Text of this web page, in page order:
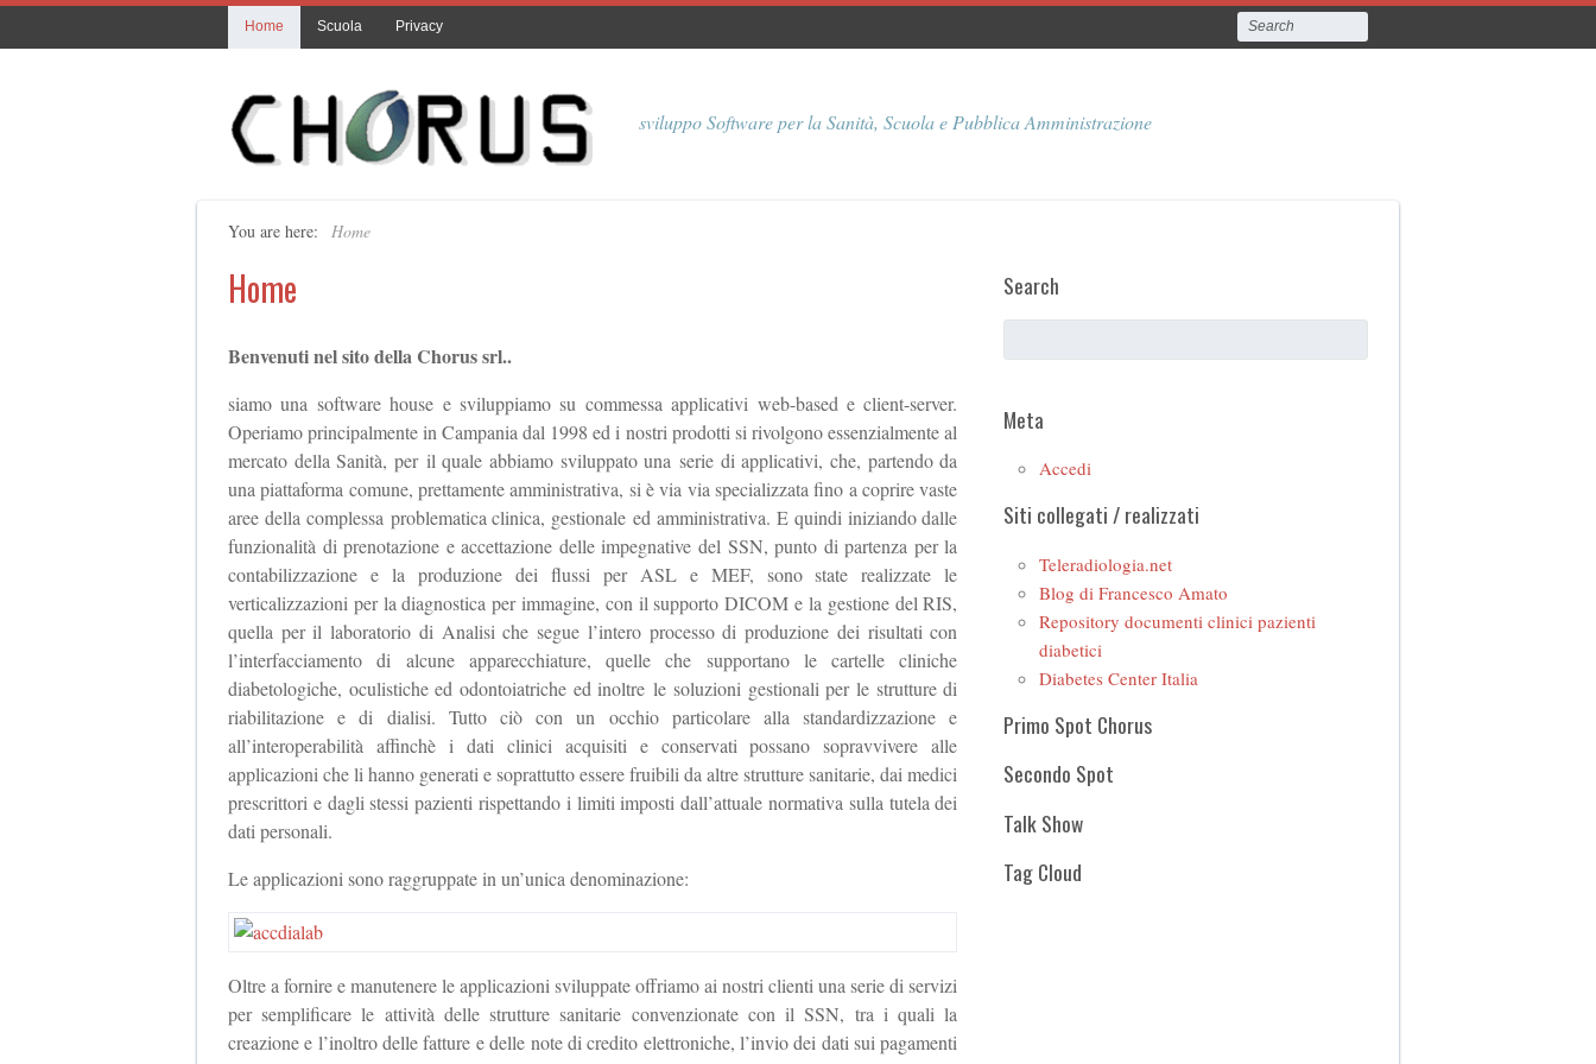
Home Scuola Privacy
sviluppo Software per la Sanità, Scuola e Pubblica Amministrazione
You are here: Home
Home
Benvenuti nel sito della Chorus srl..
siamo una software house e sviluppiamo su commessa applicativi web-based e client-server.
Operiamo principalmente in Campania dal 1998 ed i nostri prodotti si rivolgono essenzialmente al
mercato della Sanità, per il quale abbiamo sviluppato una serie di applicativi, che, partendo da
una piattaforma comune, prettamente amministrativa, si è via via specializzata fino a coprire vaste
aree della complessa problematica clinica, gestionale ed amministrativa. E quindi iniziando dalle
funzionalità di prenotazione e accettazione delle impegnative del SSN, punto di partenza per la
contabilizzazione e la produzione dei flussi per ASL e MEF, sono state realizzate le
verticalizzazioni per la diagnostica per immagine, con il supporto DICOM e la gestione del RIS,
quella per il laboratorio di Analisi che segue l’intero processo di produzione dei risultati con
l’interfacciamento di alcune apparecchiature, quelle che supportano le cartelle cliniche
diabetologiche, oculistiche ed odontoiatriche ed inoltre le soluzioni gestionali per le strutture di
riabilitazione e di dialisi. Tutto ciò con un occhio particolare alla standardizzazione e
all’interoperabilità affinchè i dati clinici acquisiti e conservati possano sopravvivere alle
applicazioni che li hanno generati e soprattutto essere fruibili da altre strutture sanitarie, dai medici
prescrittori e dagli stessi pazienti rispettando i limiti imposti dall’attuale normativa sulla tutela dei
dati personali.
Le applicazioni sono raggruppate in un’unica denominazione:
Oltre a fornire e manutenere le applicazioni sviluppate offriamo ai nostri clienti una serie di servizi
per semplificare le attività delle strutture sanitarie convenzionate con il SSN, tra i quali la
creazione e l’inoltro delle fatture e delle note di credito elettroniche, l’invio dei dati sui pagamenti
Search
Meta
Accedi
Siti collegati / realizzati
Teleradiologia.net
Blog di Francesco Amato
Repository documenti clinici pazienti
diabetici
Diabetes Center Italia
Primo Spot Chorus
Secondo Spot
Talk Show
Tag Cloud